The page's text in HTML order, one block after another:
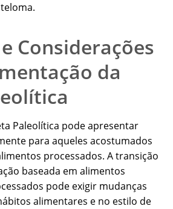
Considerações
da
Paleolítica pode apresentar
para aqueles acostumados
processados. A transição
baseada em alimentos
pode exigir mudanças
alimentares e no estilo de